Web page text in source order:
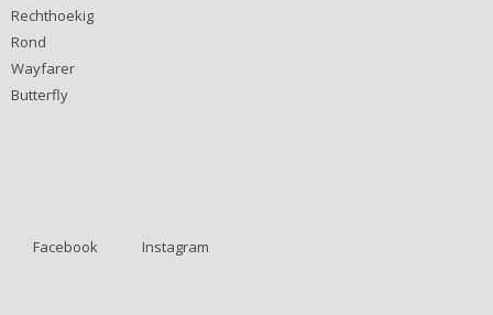
Rechthoekig
Rond
Wayfarer
Butterfly
Facebook Instagram